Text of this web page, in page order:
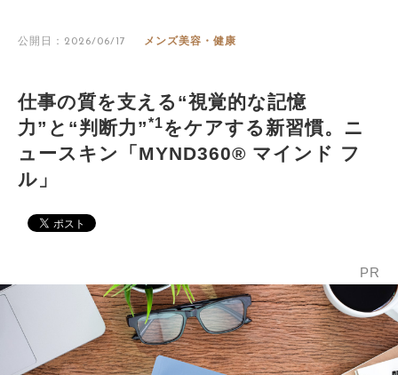
公開日：2026/06/17 メンズ美容・健康
仕事の質を支える“視覚的な記憶
力”と“判断力”*1をケアする新習慣。ニ
ュースキン「MYND360® マインド フ
ル」
PR